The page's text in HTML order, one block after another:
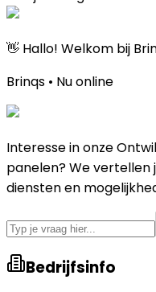
👋 Hallo! Welkom bij
Brinqs • Nu online
Interesse in onze
panelen? We
diensten en
Bedrijfsinfo